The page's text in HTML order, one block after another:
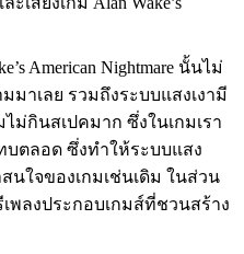
American Nightmare นั้นไม่
มาเลย รวมถึงระบบแสงเงามี
ม่กินสเปคมาก ซึ่งในเกมเรา
ตลอด ซึ่งทำให้ระบบแสง
นใจของเกมเช่นเดิม ในส่วน
พลงประกอบเกมส์ที่ชวนสร้าง